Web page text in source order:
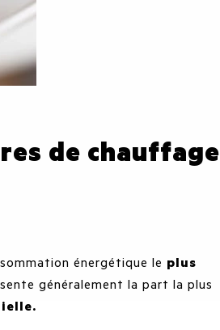
de chauffage
énergétique le plus
généralement la part la plus